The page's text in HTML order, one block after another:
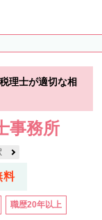
理士が適切な相
事務所
料
職歴20年以上